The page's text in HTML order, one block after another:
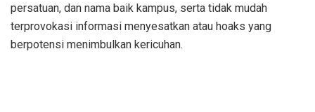
persatuan, dan nama baik kampus, serta tidak mudah
terprovokasi informasi menyesatkan atau hoaks yang
berpotensi menimbulkan kericuhan.